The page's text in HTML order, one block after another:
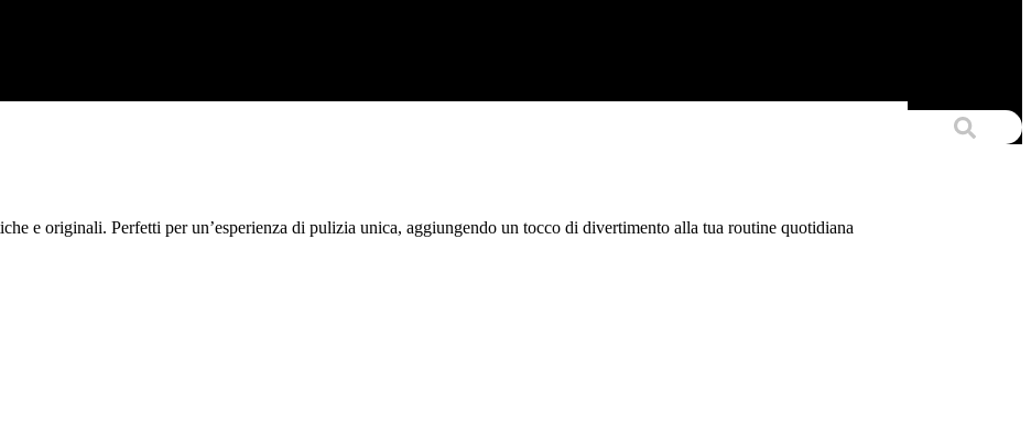
e originali. Perfetti per un’esperienza di pulizia unica, aggiungendo un tocco di divertimento alla tua routine quotidiana